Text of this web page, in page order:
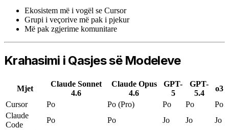
Ekosistem më i vogël se Cursor
Grupi i veçorive më pak i pjekur
Më pak zgjerime komunitare
Krahasimi i Qasjes së Modeleve
Mjet
Claude Sonnet
4.6
Claude Opus
4.6
GPT-
5
GPT-
5.4
o3
Cursor
Po Po (Pro) Po Po
Po
Claude
Code
Po Po Jo Jo
Jo